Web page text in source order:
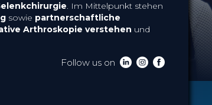
. Im Mittelpunkt stehen
sowie partnerschaftliche
Arthroskopie verstehen und
Follow us on